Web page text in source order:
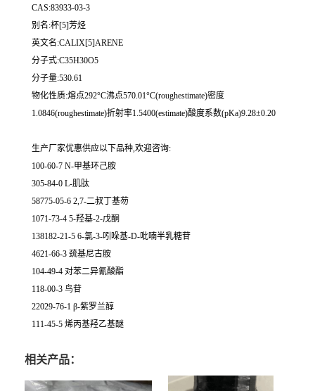
CAS:83933-03-3
别名:杯[5]芳烃
英文名:CALIX[5]ARENE
分子式:C35H30O5
分子量:530.61
物化性质:熔点292°C沸点570.01°C(roughestimate)密度
1.0846(roughestimate)折射率1.5400(estimate)酸度系数(pKa)9.28±0.20
生产厂家优惠供应以下品种,欢迎咨询:
100-60-7 N-甲基环己胺
305-84-0 L-肌肽
58775-05-6 2,7-二叔丁基芴
1071-73-4 5-羟基-2-戊酮
138182-21-5 6-氯-3-吲哚基-D-吡喃半乳糖苷
4621-66-3 巯基尼古胺
104-49-4 对苯二异氰酸酯
118-00-3 鸟苷
22029-76-1 β-紫罗兰醇
111-45-5 烯丙基羟乙基醚
相关产品：